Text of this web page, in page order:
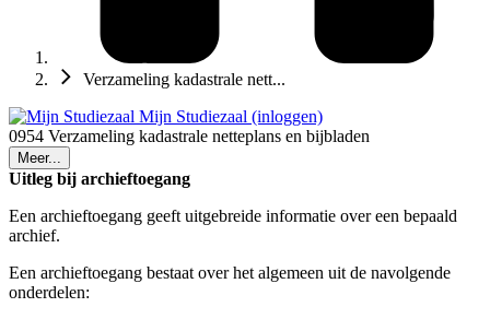
Verzameling kadastrale nett...
Mijn Studiezaal (inloggen)
0954 Verzameling kadastrale netteplans en bijbladen
Meer...
Uitleg bij archieftoegang
Een archieftoegang geeft uitgebreide informatie over een bepaald
archief.
Een archieftoegang bestaat over het algemeen uit de navolgende
onderdelen: